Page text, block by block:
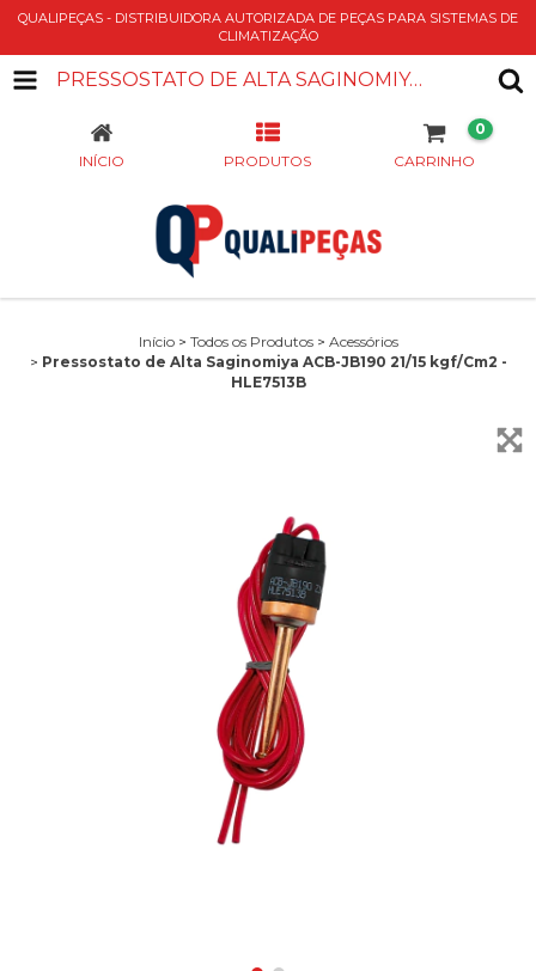
QUALIPEÇAS - DISTRIBUIDORA AUTORIZADA DE PEÇAS PARA SISTEMAS DE
CLIMATIZAÇÃO
PRESSOSTATO DE ALTA SAGINOMIYA ACB-JB190 21/15 KGF/CM2 - HLE7513B
INÍCIO PRODUTOS CARRINHO
0
Início > Todos os Produtos > Acessórios
> Pressostato de Alta Saginomiya ACB-JB190 21/15 kgf/Cm2 -
HLE7513B